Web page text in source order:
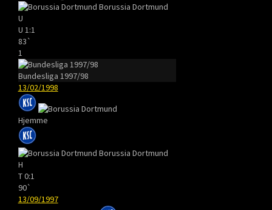
Borussia Dortmund
U
U 1:1
83`
1
Bundesliga 1997/98
13/02/1998
Hjemme
Borussia Dortmund
H
T0:1
90`
13/09/1997